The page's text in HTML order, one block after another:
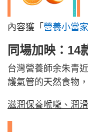
內容獲「 營養小當
同場加映：14
台灣營養師余朱青
護氣管的天然食物
滋潤保養喉嚨、潤